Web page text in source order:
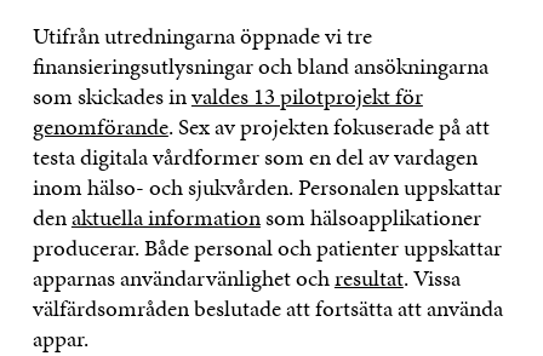
Utifrån utredningarna öppnade vi tre
finansieringsutlysningar och bland ansökningarna
som skickades invaldes 13 pilotprojekt för
genomförande. Sex av projekten fokuserade på att
testa digitala vårdformer som en del av vardagen
inom hälso- och sjukvården. Personalen uppskattar
denaktuella informationsom hälsoapplikationer
producerar. Både personal och patienter uppskattar
apparnas användarvänlighet ochresultat. Vissa
välfärdsområden beslutade att fortsätta att använda
appar.